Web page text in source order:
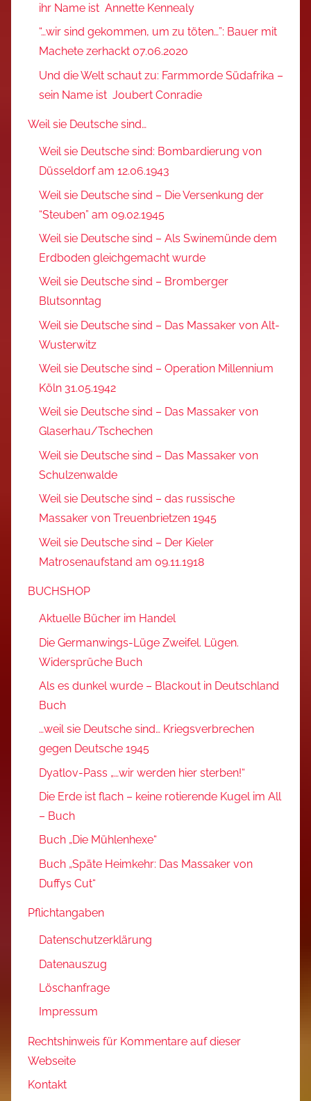
ihr Name ist Annette Kennealy
“…wir sind gekommen, um zu töten…”: Bauer mit
Machete zerhackt 07.06.2020
Und die Welt schaut zu: Farmmorde Südafrika –
sein Name ist Joubert Conradie
Weil sie Deutsche sind…
Weil sie Deutsche sind: Bombardierung von
Düsseldorf am 12.06.1943
Weil sie Deutsche sind – Die Versenkung der
“Steuben” am 09.02.1945
Weil sie Deutsche sind – Als Swinemünde dem
Erdboden gleichgemacht wurde
Weil sie Deutsche sind – Bromberger
Blutsonntag
Weil sie Deutsche sind – Das Massaker von Alt-
Wusterwitz
Weil sie Deutsche sind – Operation Millennium
Köln 31.05.1942
Weil sie Deutsche sind – Das Massaker von
Glaserhau/Tschechen
Weil sie Deutsche sind – Das Massaker von
Schulzenwalde
Weil sie Deutsche sind – das russische
Massaker von Treuenbrietzen 1945
Weil sie Deutsche sind – Der Kieler
Matrosenaufstand am 09.11.1918
BUCHSHOP
Aktuelle Bücher im Handel
Die Germanwings-Lüge Zweifel. Lügen.
Widersprüche Buch
Als es dunkel wurde – Blackout in Deutschland
Buch
…weil sie Deutsche sind… Kriegsverbrechen
gegen Deutsche 1945
Dyatlov-Pass „…wir werden hier sterben!“
Die Erde ist flach – keine rotierende Kugel im All
– Buch
Buch „Die Mühlenhexe“
Buch „Späte Heimkehr: Das Massaker von
Duffys Cut“
Pflichtangaben
Datenschutzerklärung
Datenauszug
Löschanfrage
Impressum
Rechtshinweis für Kommentare auf dieser
Webseite
Kontakt